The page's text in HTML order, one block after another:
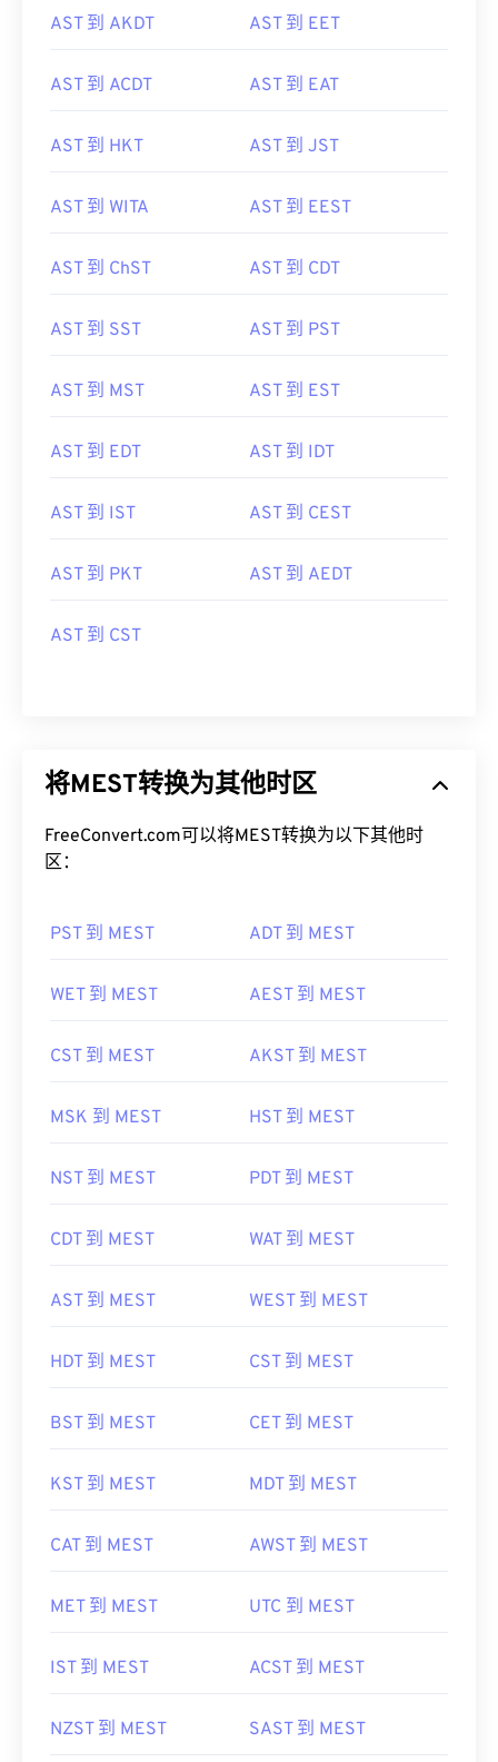
AST 到 AKDT AST 到 EET
AST 到 ACDT AST 到 EAT
AST 到 HKT AST 到 JST
AST 到 WITA AST 到 EEST
AST 到 ChST AST 到 CDT
AST 到 SST AST 到 PST
AST 到 MST AST 到 EST
AST 到 EDT AST 到 IDT
AST 到 IST AST 到 CEST
AST 到 PKT AST 到 AEDT
AST 到 CST
将MEST转换为其他时区
FreeConvert.com可以将MEST转换为以下其他时
区：
PST 到 MEST ADT 到 MEST
WET 到 MEST AEST 到 MEST
CST 到 MEST AKST 到 MEST
MSK 到 MEST HST 到 MEST
NST 到 MEST PDT 到 MEST
CDT 到 MEST WAT 到 MEST
AST 到 MEST WEST 到 MEST
HDT 到 MEST CST 到 MEST
BST 到 MEST CET 到 MEST
KST 到 MEST MDT 到 MEST
CAT 到 MEST AWST 到 MEST
MET 到 MEST UTC 到 MEST
IST 到 MEST ACST 到 MEST
NZST 到 MEST SAST 到 MEST